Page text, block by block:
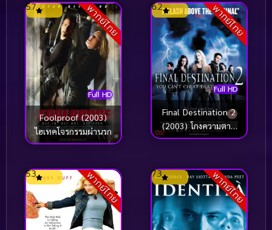
พากย์ไทย
Full HD
5.7
Foolproof (2003)
ไฮเทคโจรกรรมผ่านรก
พากย์ไทย
Full HD
6.2
Final Destination 2
(2003) โกงความตาย
แล้วต้องตาย ภาค 2
พากย์ไทย
5.3 พากย์ไทย
7.3